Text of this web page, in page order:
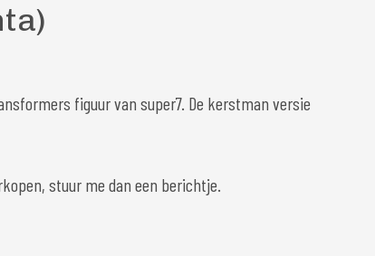
figuur van super7. De kerstman versie
stuur me dan een berichtje.